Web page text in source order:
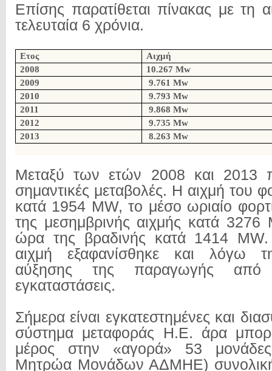
Επίσης παρατίθεται πίνακας με τη
τελευταία 6 χρόνια.
Ετος
Αιχμή
2008
10.267 Mw
2009
9.761 Mw
2010
9.793 Mw
2011
9.868 Mw
2012
9.735 Mw
2013
8.263 Mw
Μεταξύ των ετών 2008 και 2013
σημαντικές μεταβολές. Η αιχμή του
κατά 1954 MW, το μέσο ωριαίο
της μεσημβρινής αιχμής κατά 3276
ώρα της βραδινής κατά 1414
αιχμή εξαφανίσθηκε και λόγω
αύξησης της παραγωγής από
εγκαταστάσεις.
Σήμερα είναι εγκατεστημένες και
σύστημα μεταφοράς Η.Ε. άρα
μέρος στην «αγορά» 53
Μητρώα Μονάδων ΑΔΜΗΕ)